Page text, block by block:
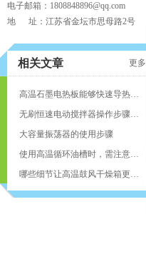
电子邮箱：1808848896@qq.com
地 址：江苏省金坛市思母路2号
更多
相关文章
高温石墨电热板能够快速导热并产生均匀的热能
无刷恒速电动搅拌器操作步骤是怎么样的
大容量振荡器的使用步骤
使用高温循环油槽时，需注意以下事项
哪些细节让高温鼓风干燥箱更耐用